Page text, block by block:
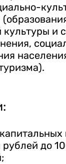
культуры и
до